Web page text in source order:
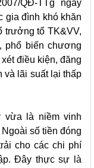
QĐ-TTg ngày
gia đình khó khăn
trưởng tổ TK&VV,
phổ biến chương
điều kiện, đăng
và lãi suất lại thấp
vừa là niềm vinh
số tiền đóng
cho các chi phí
Đây thực sự là